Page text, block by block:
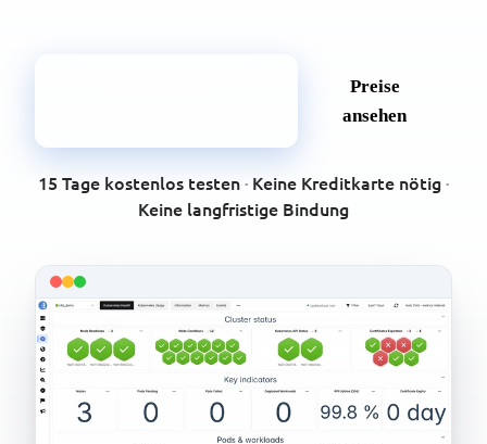
Preise
ansehen
15 Tage kostenlos testen· Keine Kreditkarte nötig·
Keine langfristige Bindung